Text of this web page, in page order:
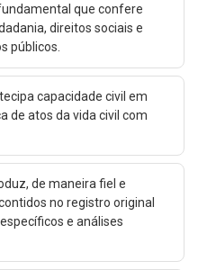
que confere
direitos sociais e
públicos.
capacidade civil em
de atos da vida civil com
de maneira fiel e
no registro original
e análises